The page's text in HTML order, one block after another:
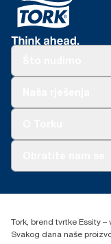
+385 913 900
H-1021
Budakeszi út 51.
Tork, brend tvrtke Essity
Svakog dana naše